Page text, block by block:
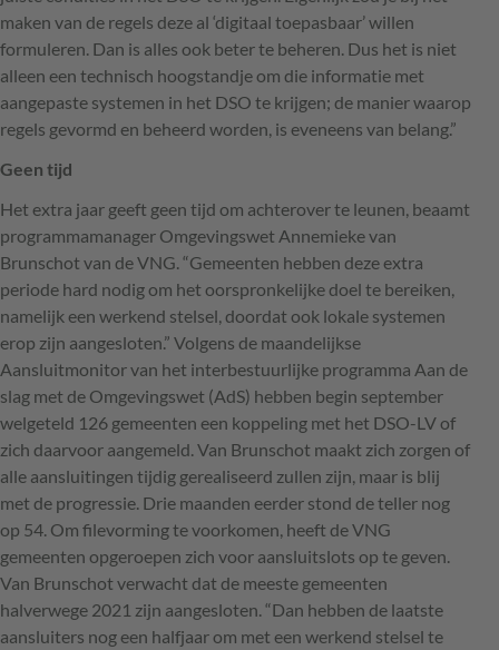
maken van de regels deze al ‘digitaal toepasbaar’ willen
formuleren. Dan is alles ook beter te beheren. Dus het is niet
alleen een technisch hoogstandje om die informatie met
aangepaste systemen in het DSO te krijgen; de manier waarop
regels gevormd en beheerd worden, is eveneens van belang.”
Geen tijd
Het extra jaar geeft geen tijd om achterover te leunen, beaamt
programmamanager Omgevingswet Annemieke van
Brunschot van deVNG . “Gemeenten hebben deze extra
periode hard nodig om het oorspronkelijke doel te bereiken,
namelijk een werkend stelsel, doordat ook lokale systemen
erop zijn aangesloten.” Volgens de maandelijkse
Aansluitmonitor van het interbestuurlijke programma Aan de
slag met de Omgevingswet (AdS) hebben begin september
welgeteld 126 gemeenten een koppeling met het DSO-LV of
zich daarvoor aangemeld. Van Brunschot maakt zich zorgen of
alle aansluitingen tijdig gerealiseerd zullen zijn, maar is blij
met de progressie. Drie maanden eerder stond de teller nog
op 54. Om filevorming te voorkomen, heeft deVNG
gemeenten opgeroepen zich voor aansluitslots op te geven.
Van Brunschot verwacht dat de meeste gemeenten
halverwege 2021 zijn aangesloten. “Dan hebben de laatste
aansluiters nog een halfjaar om met een werkend stelsel te